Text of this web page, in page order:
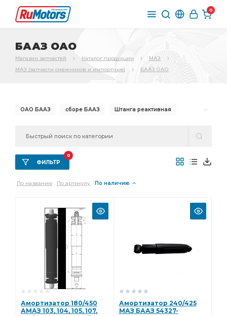
0
БААЗ ОАО
Магазин запчастей Каталог продукции
МАЗ
МАЗ (запчасти смежников и импортные)
БААЗ ОАО
ОАО БААЗ сборе БААЗ Штанга реактивная
ФИЛЬТР
0
По названию По артикулу По наличию
Амортизатор 180/450
АМАЗ 103, 104, 105, 107,
Амортизатор 240/425
МАЗ БААЗ 54327-